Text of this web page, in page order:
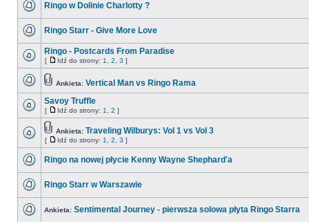
Ringo w Dolinie Charlotty ?
Ringo Starr - Give More Love
Ringo - Postcards From Paradise
[ Idź do strony: 1 2 3 ]
Ankieta: Vertical Man vs Ringo Rama
Savoy Truffle
[ Idź do strony: 1 2 ]
Ankieta: Traveling Wilburys: Vol 1 vs Vol 3
[ Idź do strony: 1 2 3 ]
Ringo na nowej płycie Kenny Wayne Shephard'a
Ringo Starr w Warszawie
Ankieta: Sentimental Journey - pierwsza solowa płyta Ringo Starra